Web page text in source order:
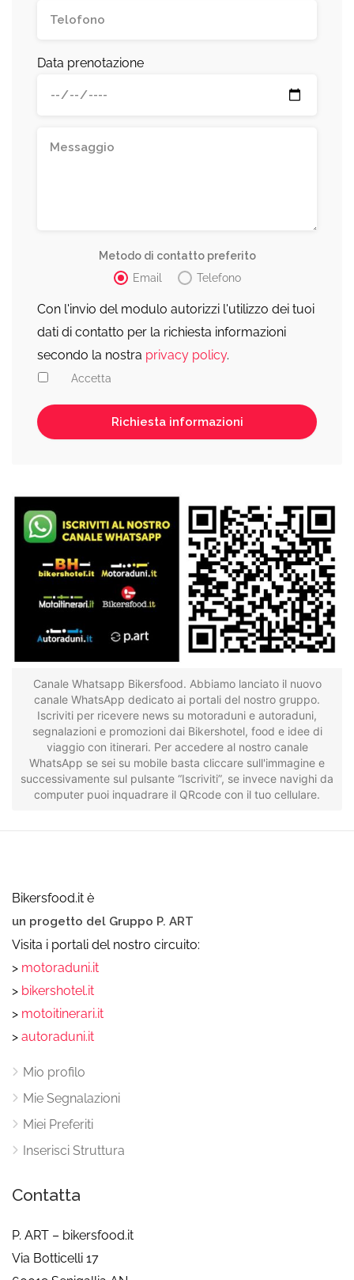
Data prenotazione
Metodo di contatto preferito
Email
Telefono
Con l'invio del modulo autorizzi l'utilizzo dei tuoi
dati di contatto per la richiesta informazioni
secondo la nostra privacy policy.
Accetta
Canale Whatsapp Bikersfood. Abbiamo lanciato il nuovo
canale WhatsApp dedicato ai portali del nostro gruppo.
Iscriviti per ricevere news su motoraduni e autoraduni,
segnalazioni e promozioni dai Bikershotel, food e idee di
viaggio con itinerari. Per accedere al nostro canale
WhatsApp se sei su mobile basta cliccare sull'immagine e
successivamente sul pulsante “Iscriviti”, se invece navighi da
computer puoi inquadrare il QRcode con il tuo cellulare.
Bikersfood.it è
un progetto del Gruppo P. ART
Visita i portali del nostro circuito:
> motoraduni.it
> bikershotel.it
> motoitinerari.it
> autoraduni.it
Mio profilo
Mie Segnalazioni
Miei Preferiti
Inserisci Struttura
Contatta
P. ART – bikersfood.it
Via Botticelli 17